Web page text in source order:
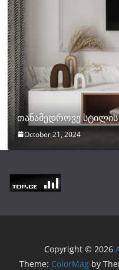
თანამედროვე
October 21, 2024
Copyright © 2026
Theme: ColorMag by